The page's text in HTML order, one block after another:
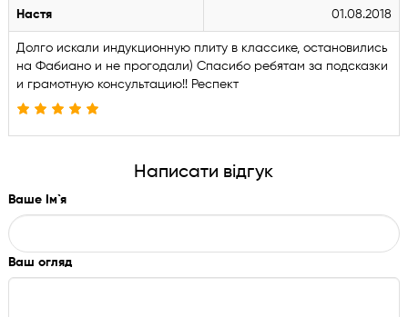
Настя 01.08.2018
Долго искали индукционную плиту в классике, остановились
на Фабиано и не прогодали) Спасибо ребятам за подсказки
и грамотную консультацию!! Респект
Написати відгук
Ваше Ім`я
Ваш огляд